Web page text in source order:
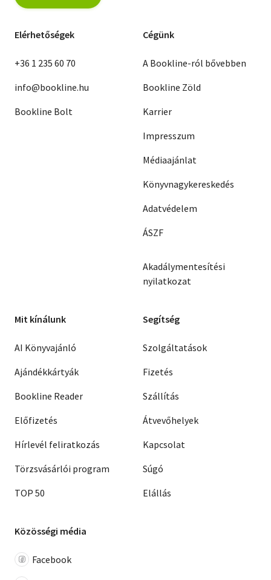
Elérhetőségek
+36 1 235 60 70
info@bookline.hu
Bookline Bolt
Cégünk
A Bookline-ról bővebben
Bookline Zöld
Karrier
Impresszum
Médiaajánlat
Könyvnagykereskedés
Adatvédelem
ÁSZF
Akadálymentesítési
nyilatkozat
Mit kínálunk
AI Könyvajánló
Ajándékkártyák
Bookline Reader
Előfizetés
Hírlevél feliratkozás
Törzsvásárlói program
TOP 50
Segítség
Szolgáltatások
Fizetés
Szállítás
Átvevőhelyek
Kapcsolat
Súgó
Elállás
Közösségi média
Facebook